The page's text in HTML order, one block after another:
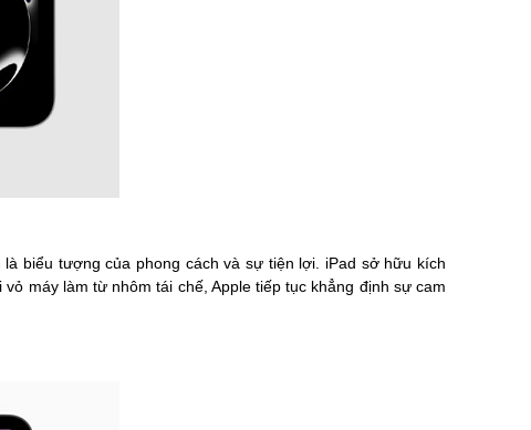
biểu tượng của phong cách và sự tiện lợi. iPad sở hữu kích
máy làm từ nhôm tái chế, Apple tiếp tục khẳng định sự cam